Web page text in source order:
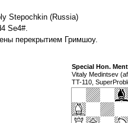
Stepochkin (Russia)
Se4#.
перекрытием Гримшоу.
Special Hon.
Vitaly Medintsev
TT-110,